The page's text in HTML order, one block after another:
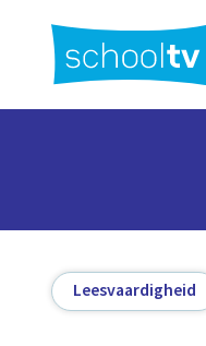
hoofdinhoud
Leesvaardigheid